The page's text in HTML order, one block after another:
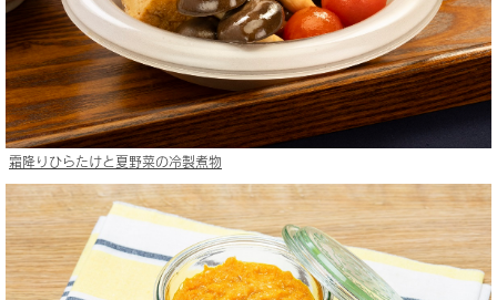
霜降りひらたけと夏野菜の冷製煮物